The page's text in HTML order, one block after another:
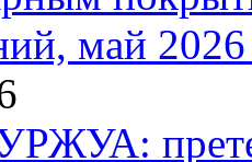
май 2026